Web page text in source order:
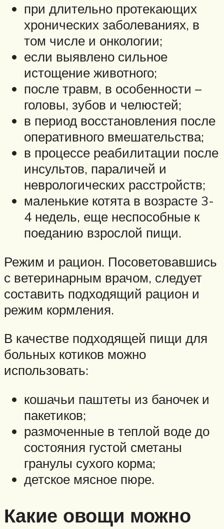
при длительно протекающих
хронических заболеваниях, в
том числе и онкологии;
если выявлено сильное
истощение животного;
после травм, в особенности –
головы, зубов и челюстей;
в период восстановления после
оперативного вмешательства;
в процессе реабилитации после
инсультов, параличей и
неврологических расстройств;
маленькие котята в возрасте 3-
4 недель, еще неспособные к
поеданию взрослой пищи.
Режим и рацион. Посоветовавшись
с ветеринарным врачом, следует
составить подходящий рацион и
режим кормления.
В качестве подходящей пищи для
больных котиков можно
использовать:
кошачьи паштеты из баночек и
пакетиков;
размоченные в теплой воде до
состояния густой сметаны
гранулы сухого корма;
детское мясное пюре.
Какие овощи можно